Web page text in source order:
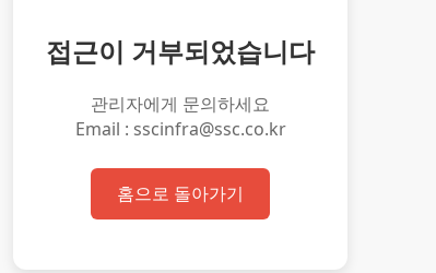
접근이 거부되었습니다
관리자에게 문의하세요
Email : sscinfra@ssc.co.kr
홈으로 돌아가기